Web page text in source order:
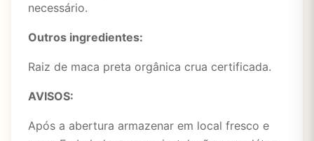
necessário.
Outros ingredientes:
Raiz de maca preta orgânica crua certificada.
AVISOS:
Após a abertura armazenar em local fresco e